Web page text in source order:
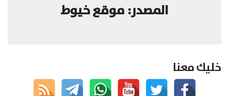
المصدر: موقع خيوط
خليك معنا